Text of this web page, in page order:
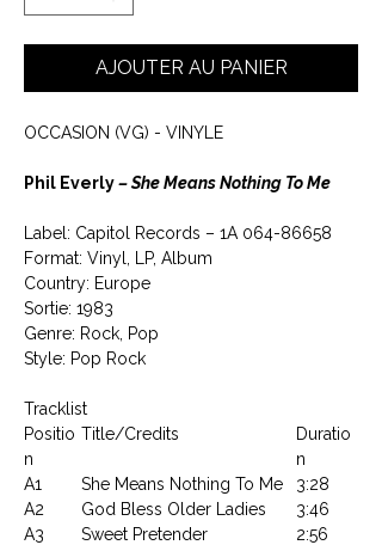
AJOUTER AU PANIER
OCCASION (VG) - VINYLE
Phil Everly ‎– She Means Nothing To Me
Label: Capitol Records ‎– 1A 064-86658
Format: Vinyl, LP, Album
Country: Europe
Sortie: 1983
Genre: Rock, Pop
Style: Pop Rock
Tracklist
Positio
n
Title/Credits
Duratio
n
A1
She Means Nothing To Me
3:28
A2
God Bless Older Ladies
3:46
A3
Sweet Pretender
2:56